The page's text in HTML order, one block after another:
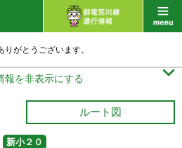
がとうございます。
報を非表示にする 
ルート図
新小２０